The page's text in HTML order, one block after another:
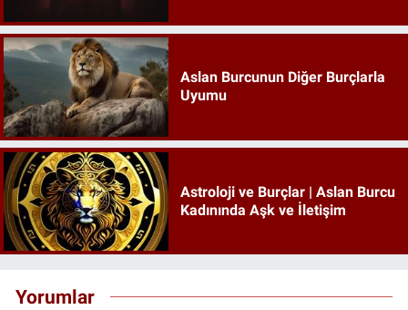
Aslan Burcunun Diğer Burçlarla
Uyumu
Astroloji ve Burçlar | Aslan Burcu
Kadınında Aşk ve İletişim
Yorumlar